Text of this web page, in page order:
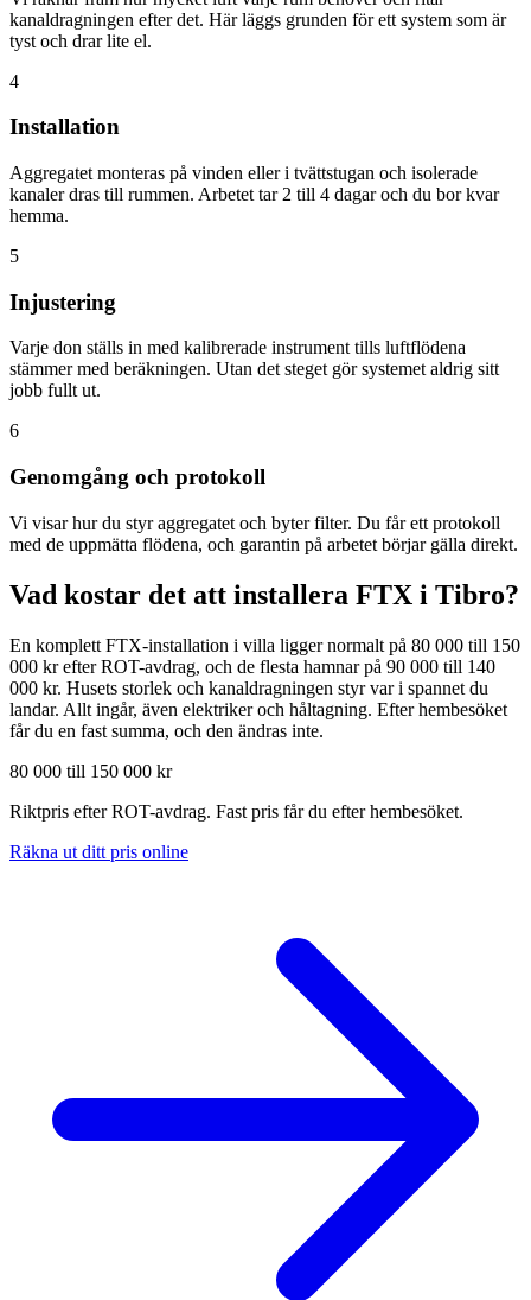
kanaldragningen efter det. Här läggs grunden för ett system som är
tyst och drar lite el.
4
Installation
Aggregatet monteras på vinden eller i tvättstugan och isolerade
kanaler dras till rummen. Arbetet tar 2 till 4 dagar och du bor kvar
hemma.
5
Injustering
Varje don ställs in med kalibrerade instrument tills luftflödena
stämmer med beräkningen. Utan det steget gör systemet aldrig sitt
jobb fullt ut.
6
Genomgång och protokoll
Vi visar hur du styr aggregatet och byter filter. Du får ett protokoll
med de uppmätta flödena, och garantin på arbetet börjar gälla direkt.
Vad kostar det att installera FTX i Tibro?
En komplett FTX-installation i villa ligger normalt på 80 000 till 150
000 kr efter ROT-avdrag, och de flesta hamnar på 90 000 till 140
000 kr. Husets storlek och kanaldragningen styr var i spannet du
landar. Allt ingår, även elektriker och håltagning. Efter hembesöket
får du en fast summa, och den ändras inte.
80 000 till 150 000 kr
Riktpris efter ROT-avdrag. Fast pris får du efter hembesöket.
Räkna ut ditt pris online